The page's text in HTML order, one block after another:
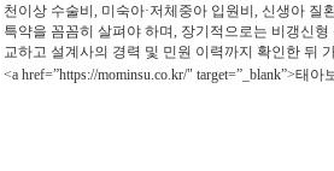
천이상 수술비, 미숙아·저체중아 입원비, 신생아 질
특약을 꼼꼼히 살펴야 하며, 장기적으로는 비갱신
교하고 설계사의 경력 및 민원 이력까지 확인한 뒤
<a href=”https://mominsu.co.kr/" target=”_blank”>태